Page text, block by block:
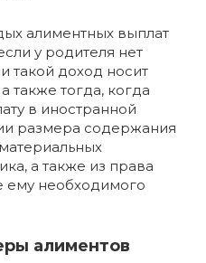
алиментных выплат
у родителя нет
такой доход носит
также тогда, когда
в иностранной
размера содержания
а также из права
ему необходимого
алиментов